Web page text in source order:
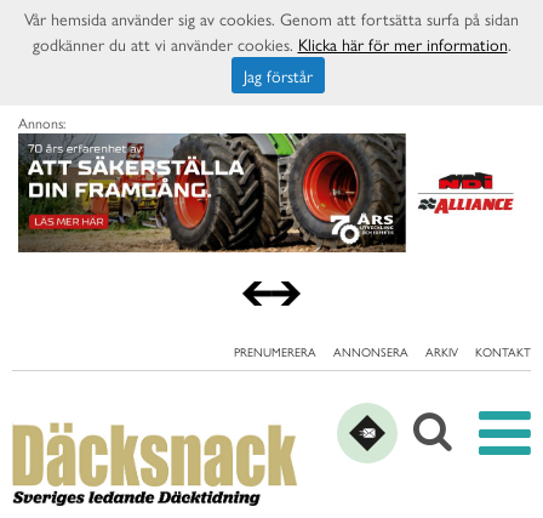
Annons:
PRENUMERERA ANNONSERA ARKIV KONTAKT
Vår hemsida använder sig av cookies. Genom att fortsätta surfa på sidan
godkänner du att vi använder cookies. Klicka här för mer information.
Jag förstår